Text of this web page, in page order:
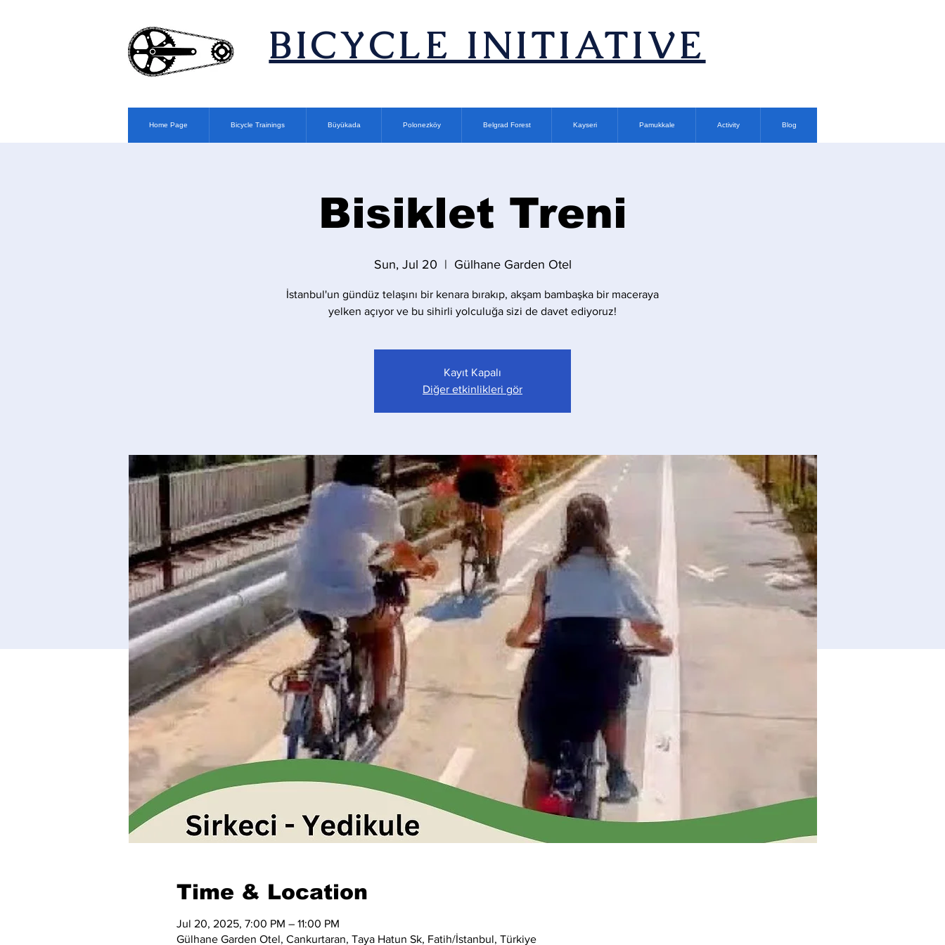
​BICYCLE INITIATIVE
Home Page Bicycle Trainings Büyükada Polonezköy Belgrad Forest Kayseri Pamukkale Activity Blog
Bisiklet Treni
Sun, Jul 20
  |
Gülhane Garden Otel
İstanbul'un gündüz telaşını bir kenara bırakıp, akşam bambaşka bir maceraya
yelken açıyor ve bu sihirli yolculuğa sizi de davet ediyoruz!
Kayıt Kapalı
Diğer etkinlikleri gör
Time & Location
Jul 20, 2025, 7:00 PM – 11:00 PM
Gülhane Garden Otel, Cankurtaran, Taya Hatun Sk, Fatih/İstanbul, Türkiye